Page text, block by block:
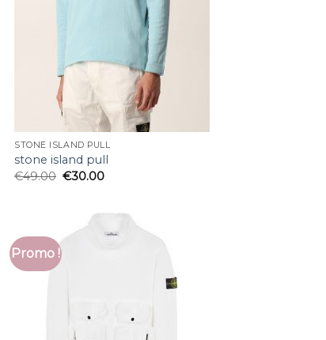
STONE ISLAND PULL
stone island pull
€49.00 €30.00
Promo !